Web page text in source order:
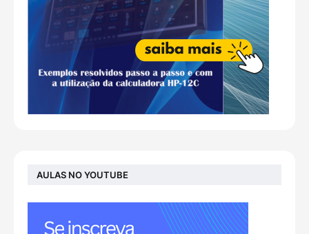
AULAS NO YOUTUBE